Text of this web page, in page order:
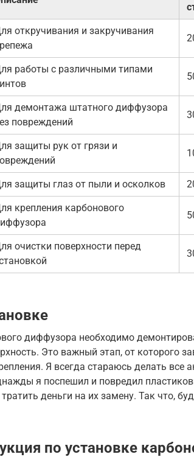
откручивания и закручивания
работы с различными типами
демонтажа штатного диффузора
повреждений
защиты рук от грязи и
защиты глаз от пыли и осколков
крепления карбонового
очистки поверхности перед
диффузора необходимо
Это важный этап, от которого
Я всегда стараюсь делать все
я поспешил и повредил
деньги на их замену. Так что,
по установке